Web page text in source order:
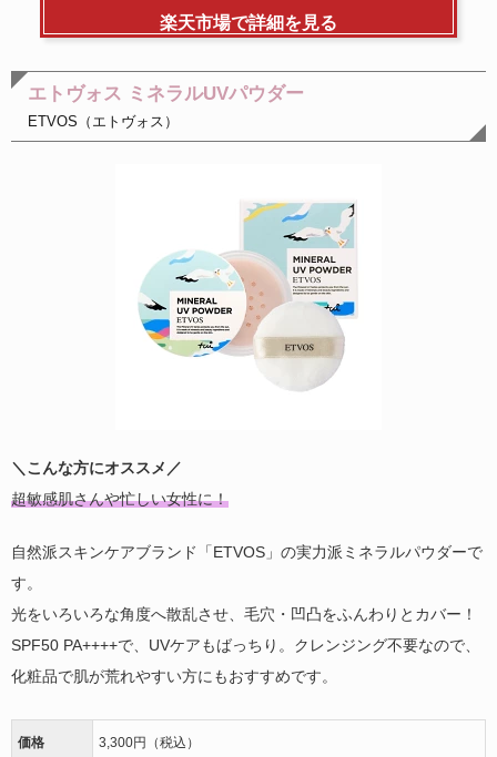
楽天市場で詳細を見る
エトヴォス ミネラルUVパウダー
ETVOS（エトヴォス）
＼こんな方にオススメ／
超敏感肌さんや忙しい女性に！
自然派スキンケアブランド「ETVOS」の実力派ミネラルパウダーで
す。
光をいろいろな角度へ散乱させ、毛穴・凹凸をふんわりとカバー！
SPF50 PA++++で、UVケアもばっちり。クレンジング不要なので、
化粧品で肌が荒れやすい方にもおすすめです。
価格 3,300円（税込）